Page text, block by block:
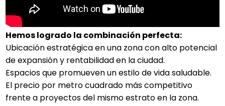
Hemos logrado la combinación perfecta:
Ubicación estratégica en una zona con alto potencial
de expansión y rentabilidad en la ciudad.
Espacios que promueven un estilo de vida saludable.
El precio por metro cuadrado más competitivo
frente a proyectos del mismo estrato en la zona.